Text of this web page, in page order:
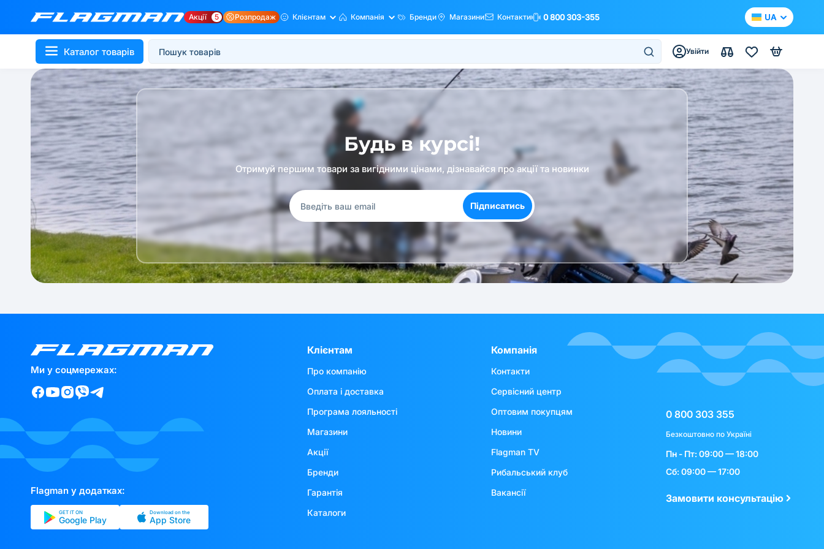
Акції 5 Розпродаж Клієнтам Компанія Бренди Магазини Контакти 0 800 303-355 UA
Каталог товарів Увійти
Будь в курсі!
Отримуй першим товари за вигідними цінами, дізнавайся про акції та новинки
Підписатись
Ми у соцмережах:
Flagman у додатках:
GET IT ON
Google Play
Download on the
App Store
Клієнтам
Про компанію
Оплата і доставка
Програма лояльності
Магазини
Акції
Бренди
Гарантія
Каталоги
Компанія
Контакти
Сервісний центр
Оптовим покупцям
Новини
Flagman TV
Рибальський клуб
Вакансії
0 800 303 355
Безкоштовно по Україні
Пн - Пт: 09:00 — 18:00
Сб: 09:00 — 17:00
Замовити консультацію